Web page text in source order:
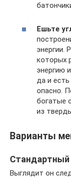
Ешьте
энергии.
которых
энергию
да и
опасно.
богатые
из
Варианты
Стандартный
Выглядит он